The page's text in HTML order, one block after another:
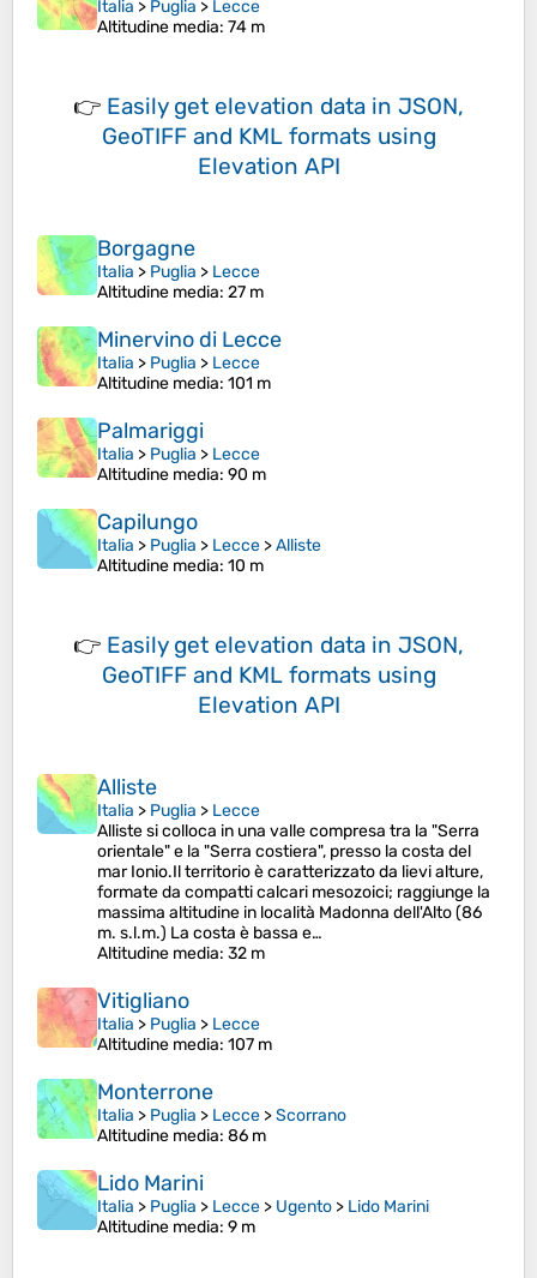
Italia > Puglia > Lecce
Altitudine media: 74 m
👉 Easily get elevation data in JSON,
GeoTIFF and KML formats using
Elevation API
Borgagne
Italia > Puglia > Lecce
Altitudine media: 27 m
Minervino di Lecce
Italia > Puglia > Lecce
Altitudine media: 101 m
Palmariggi
Italia > Puglia > Lecce
Altitudine media: 90 m
Capilungo
Italia > Puglia > Lecce >Alliste
Altitudine media: 10 m
👉 Easily get elevation data in JSON,
GeoTIFF and KML formats using
Elevation API
Alliste
Italia > Puglia > Lecce
Alliste si colloca in una valle compresa tra la "Serra
orientale" e la "Serra costiera", presso la costa del
mar Ionio.Il territorio è caratterizzato da lievi alture,
formate da compatti calcari mesozoici; raggiunge la
massima altitudine in località Madonna dell'Alto (86
m. s.l.m.) La costa è bassa e…
Altitudine media: 32 m
Vitigliano
Italia > Puglia > Lecce
Altitudine media: 107 m
Monterrone
Italia > Puglia > Lecce >Scorrano
Altitudine media: 86 m
Lido Marini
Italia > Puglia > Lecce > Ugento > Lido Marini
Altitudine media: 9 m